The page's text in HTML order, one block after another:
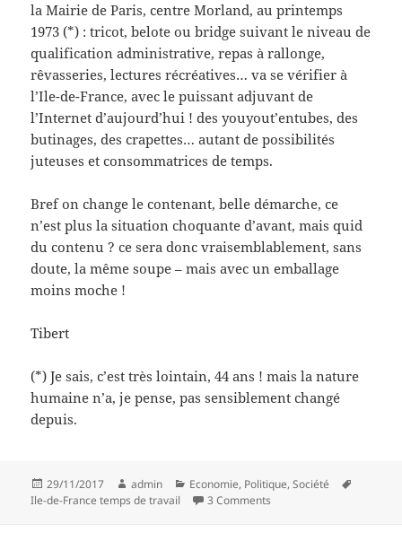
la Mairie de Paris, centre Morland, au printemps
1973 (*) : tricot, belote ou bridge suivant le niveau de
qualification administrative, repas à rallonge,
rêvasseries, lectures récréatives… va se vérifier à
l’Ile-de-France, avec le puissant adjuvant de
l’Internet d’aujourd’hui ! des youyout’entubes, des
butinages, des crapettes… autant de possibilités
juteuses et consommatrices de temps.
Bref on change le contenant, belle démarche, ce
n’est plus la situation choquante d’avant, mais quid
du contenu ? ce sera donc vraisemblablement, sans
doute, la même soupe – mais avec un emballage
moins moche !
Tibert
(*) Je sais, c’est très lointain, 44 ans ! mais la nature
humaine n’a, je pense, pas sensiblement changé
depuis.
Posted
on
29/11/2017 Author
admin Categories
Economie, Politique,Société
Ile-de-France temps de travail
3 Comments